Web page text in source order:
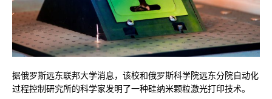
据俄罗斯远东联邦大学消息，该校和俄罗斯科学院远东分院自动化
过程控制研究所的科学家发明了一种硅纳米颗粒激光打印技术。